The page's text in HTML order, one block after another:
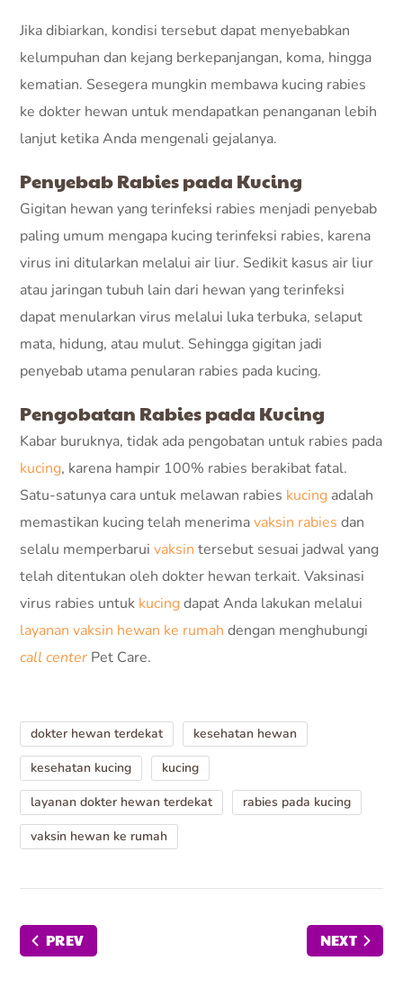
Jika dibiarkan, kondisi tersebut dapat menyebabkan
kelumpuhan dan kejang berkepanjangan, koma, hingga
kematian. Sesegera mungkin membawa kucing rabies
ke dokter hewan untuk mendapatkan penanganan lebih
lanjut ketika Anda mengenali gejalanya.
Penyebab Rabies pada Kucing
Gigitan hewan yang terinfeksi rabies menjadi penyebab
paling umum mengapa kucing terinfeksi rabies, karena
virus ini ditularkan melalui air liur. Sedikit kasus air liur
atau jaringan tubuh lain dari hewan yang terinfeksi
dapat menularkan virus melalui luka terbuka, selaput
mata, hidung, atau mulut. Sehingga gigitan jadi
penyebab utama penularan rabies pada kucing.
Pengobatan Rabies pada Kucing
Kabar buruknya, tidak ada pengobatan untuk rabies pada
kucing, karena hampir 100% rabies berakibat fatal.
Satu-satunya cara untuk melawan rabies kucing adalah
memastikan kucing telah menerimavaksin rabies dan
selalu memperbaruivaksin tersebut sesuai jadwal yang
telah ditentukan oleh dokter hewan terkait. Vaksinasi
virus rabies untuk kucingdapat Anda lakukan melalui
layanan vaksin hewan ke rumah dengan menghubungi
call center Pet Care.
dokter hewan terdekat
kesehatan hewan
kesehatan kucing
kucing
layanan dokter hewan terdekat
rabies pada kucing
vaksin hewan ke rumah
PREV NEXT